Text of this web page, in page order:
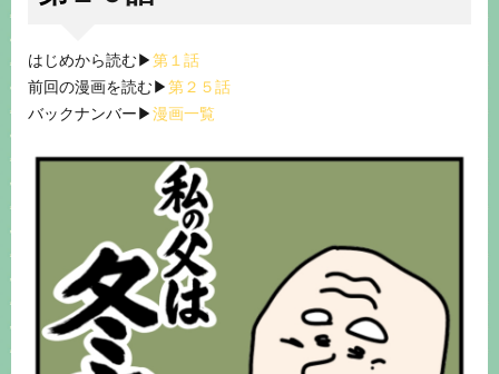
はじめから読む▶︎第１話
前回の漫画を読む▶︎第２５話
バックナンバー▶︎漫画一覧